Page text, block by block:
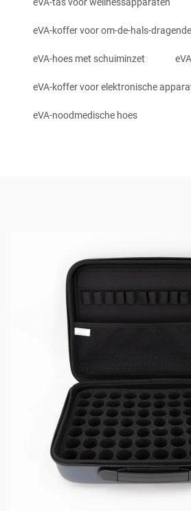
eVA-koffer voor om-de-hals-
eVA-hoes met schuiminzet
eVA-koffer voor elektronische
eVA-noodmedische hoes